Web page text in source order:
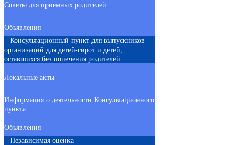
Советы для приемных родителей
Объявления
Консультационный пункт для выпускников
организаций для детей-сирот и детей,
оставшихся без попечения родителей
Локальные акты
Информация о деятельности Консультационного
пункта
Объявления
Независимая оценка